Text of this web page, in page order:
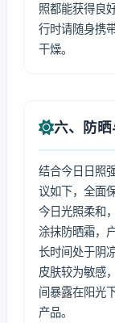
照都能获得良
行时请随身携
干燥。
六、防晒
结合今日日照
议如下，全面
今日光照柔和
涂抹防晒霜，
长时间处于阴
皮肤较为敏感
间暴露在阳光
产品。